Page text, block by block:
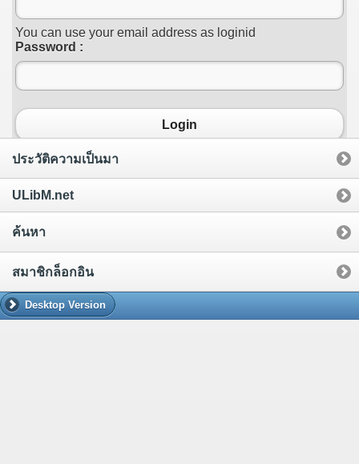
You can use your email address as loginid
Password :
Login
ประวัติความเป็นมา
ULibM.net
ค้นหา
สมาชิกล็อกอิน
Desktop Version